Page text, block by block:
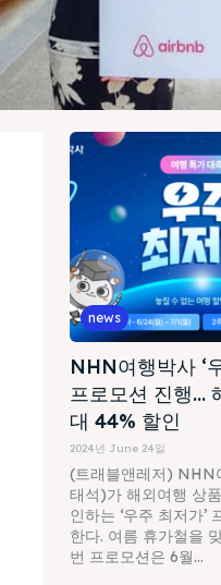
news
NHN여행박사 ‘
프로모션 진행…
대 44% 할인
2024년 June 24일
(트래블앤레저) NHN
태석)가 해외여행 상
인하는 ‘우주 최저가’
한다. 여름 휴가철을
번 프로모션은 6월...